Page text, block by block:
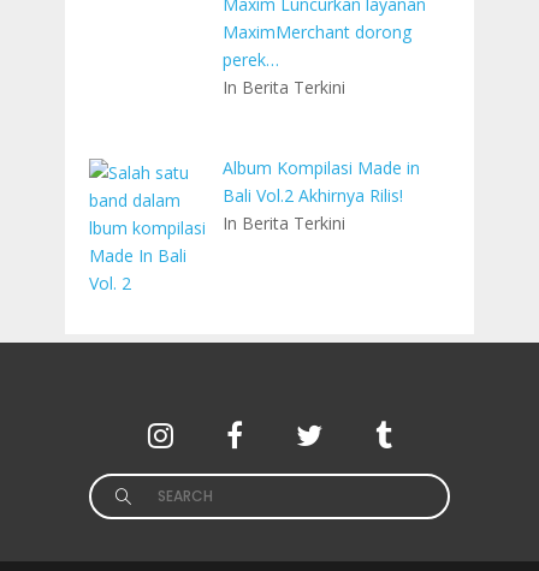
MaximMerchant dorong
perek…
In Berita Terkini
Album Kompilasi Made in
Bali Vol.2 Akhirnya Rilis!
In Berita Terkini
Search
for: